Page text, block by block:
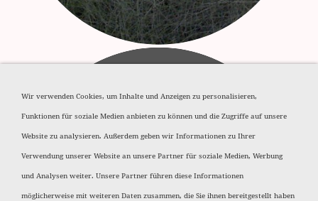
Wir verwenden Cookies, um Inhalte und Anzeigen zu personalisieren,
Funktionen für soziale Medien anbieten zu können und die Zugriffe auf unsere
Website zu analysieren. Außerdem geben wir Informationen zu Ihrer
Verwendung unserer Website an unsere Partner für soziale Medien, Werbung
und Analysen weiter. Unsere Partner führen diese Informationen
möglicherweise mit weiteren Daten zusammen, die Sie ihnen bereitgestellt haben